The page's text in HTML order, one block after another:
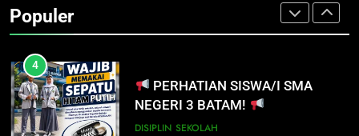
Populer
prestasi meraih Medali Emas
4
PERHATIAN SISWA/I SMA
NEGERI 3 BATAM!
DISIPLIN SEKOLAH